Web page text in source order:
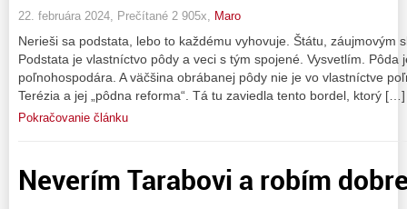
22. februára 2024, Prečítané 2 905x, Maro
Nerieši sa podstata, lebo to každému vyhovuje. Štátu, záujmovým
Podstata je vlastníctvo pôdy a veci s tým spojené. Vysvetlím. Pôda
poľnohospodára. A väčšina obrábanej pôdy nie je vo vlastníctve
Terézia a jej „pôdna reforma“. Tá tu zaviedla tento bordel, ktorý […]
Pokračovanie článku
Neverím Tarabovi a robím